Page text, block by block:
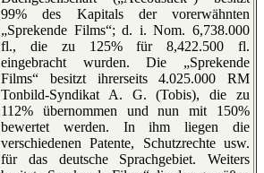
99% des Kapitals der vorerwähnten
„Sprekende Films“; d. i. Nom. 6,738.000
fl., die zu 125% für 8,422.500 fl.
eingebracht wurden. Die „Sprekende
Films“ besitzt ihrerseits 4.025.000 RM
Tonbild-Syndikat A. G. (Tobis), die zu
112% übernommen und nun mit 150%
bewertet werden. In ihm liegen die
verschiedenen Patente, Schutzrechte usw.
für das deutsche Sprachgebiet. Weiters